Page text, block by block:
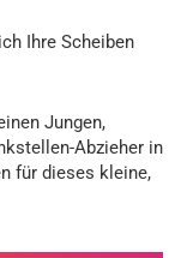
Ihre Scheiben
Jungen,
Abzieher in
für dieses kleine,